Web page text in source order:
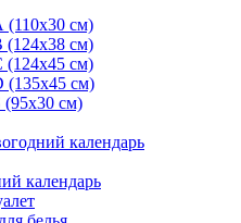
(110х30 см)
(124х38 см)
(124х45 см)
(135х45 см)
(95х30 см)
календарь
календарь